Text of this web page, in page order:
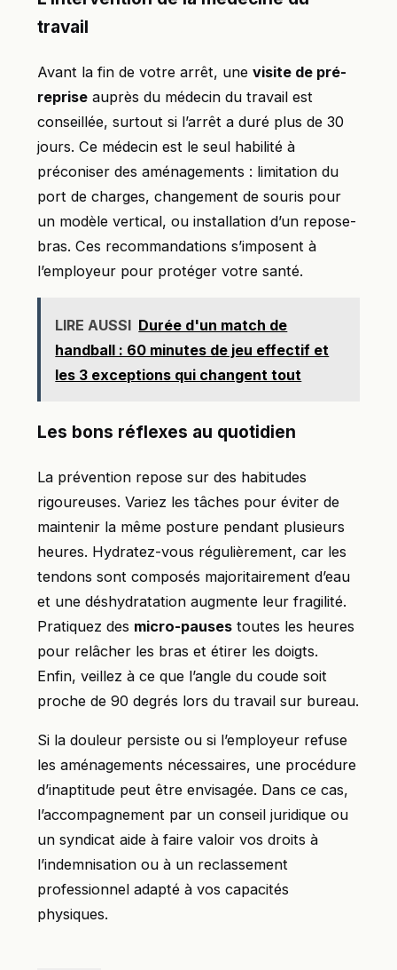
travail
Avant la fin de votre arrêt, une visite de pré-
reprise auprès du médecin du travail est
conseillée, surtout si l’arrêt a duré plus de 30
jours. Ce médecin est le seul habilité à
préconiser des aménagements : limitation du
port de charges, changement de souris pour
un modèle vertical, ou installation d’un repose-
bras. Ces recommandations s’imposent à
l’employeur pour protéger votre santé.
LIRE AUSSI Durée d'un match de
handball : 60 minutes de jeu effectif et
les 3 exceptions qui changent tout
Les bons réflexes au quotidien
La prévention repose sur des habitudes
rigoureuses. Variez les tâches pour éviter de
maintenir la même posture pendant plusieurs
heures. Hydratez-vous régulièrement, car les
tendons sont composés majoritairement d’eau
et une déshydratation augmente leur fragilité.
Pratiquez des micro-pauses toutes les heures
pour relâcher les bras et étirer les doigts.
Enfin, veillez à ce que l’angle du coude soit
proche de 90 degrés lors du travail sur bureau.
Si la douleur persiste ou si l’employeur refuse
les aménagements nécessaires, une procédure
d’inaptitude peut être envisagée. Dans ce cas,
l’accompagnement par un conseil juridique ou
un syndicat aide à faire valoir vos droits à
l’indemnisation ou à un reclassement
professionnel adapté à vos capacités
physiques.